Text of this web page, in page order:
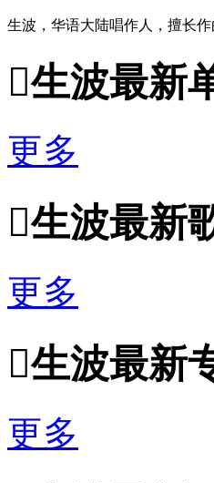
生波，华语大陆唱作人，擅长
生波最新
更多
生波最新
更多
生波最新
更多